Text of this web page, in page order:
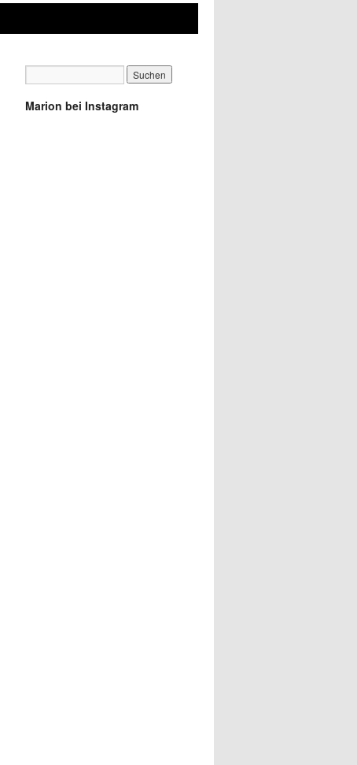
Marion bei Instagram